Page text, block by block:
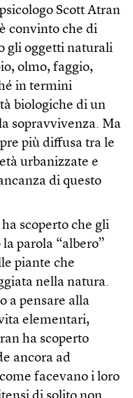
Scott Atran
convinto che di
gli oggetti naturali
olmo, faggio,
in termini
biologiche di un
sopravvivenza. Ma
più diffusa tra le
urbanizzate e
di questo
scoperto che gli
parola “albero”
piante che
nella natura.
a pensare alla
elementari,
ha scoperto
ancora ad
facevano i loro